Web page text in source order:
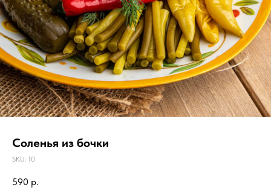
Соленья из бочки
SKU: 10
590 р.